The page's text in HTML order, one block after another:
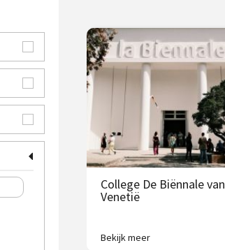
College De Biënnale van
Venetië
Een geweldig aanbod aan
Bekijk meer